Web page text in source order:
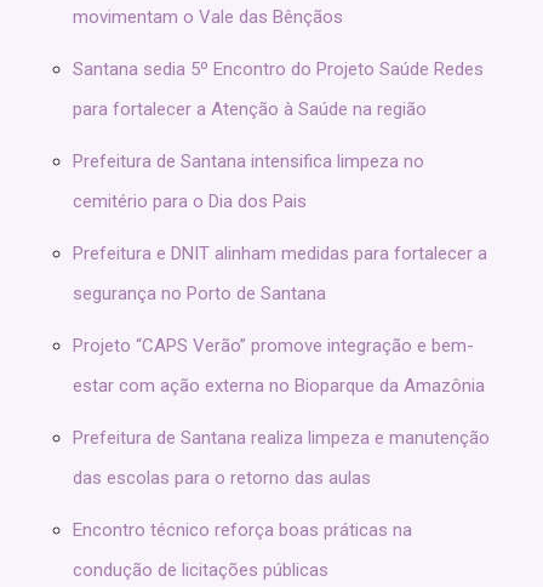
movimentam o Vale das Bênçãos
Santana sedia 5º Encontro do Projeto Saúde Redes
para fortalecer a Atenção à Saúde na região
Prefeitura de Santana intensifica limpeza no
cemitério para o Dia dos Pais
Prefeitura e DNIT alinham medidas para fortalecer a
segurança no Porto de Santana
Projeto “CAPS Verão” promove integração e bem-
estar com ação externa no Bioparque da Amazônia
Prefeitura de Santana realiza limpeza e manutenção
das escolas para o retorno das aulas
Encontro técnico reforça boas práticas na
condução de licitações públicas